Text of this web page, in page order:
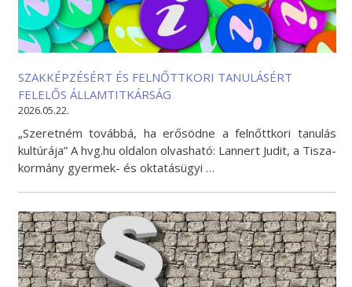
SZAKKÉPZÉSÉRT ÉS FELNŐTTKORI TANULÁSÉRT
FELELŐS ÁLLAMTITKÁRSÁG
2026.05.22.
„Szeretném továbbá, ha erősödne a felnőttkori tanulás
kultúrája” A hvg.hu oldalon olvasható: Lannert Judit, a Tisza-
kormány gyermek- és oktatásügyi …